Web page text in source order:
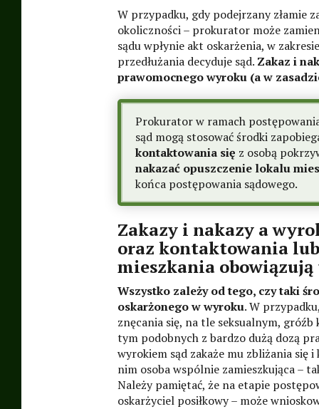
W przypadku, gdy podejrzany złamie
okoliczności – prokurator może
sądu wpłynie akt oskarżenia, w
przedłużania decyduje sąd. Zakaz i
prawomocnego wyroku (a w
Prokurator w ramach
sąd mogą stosować środki
kontaktowania się z osobą
nakazać opuszczenie lokalu
końca postępowania sądowego.
Zakazy i nakazy a
oraz kontaktowania
mieszkania
Wszystko zależy od tego, czy taki
oskarżonego w wyroku. W
znęcania się, na tle seksualnym,
tym podobnych z bardzo dużą dozą
wyrokiem sąd zakaże mu zbliżania się
nim osoba wspólnie zamieszkująca –
Należy pamiętać, że na etapie
oskarżyciel posiłkowy – może